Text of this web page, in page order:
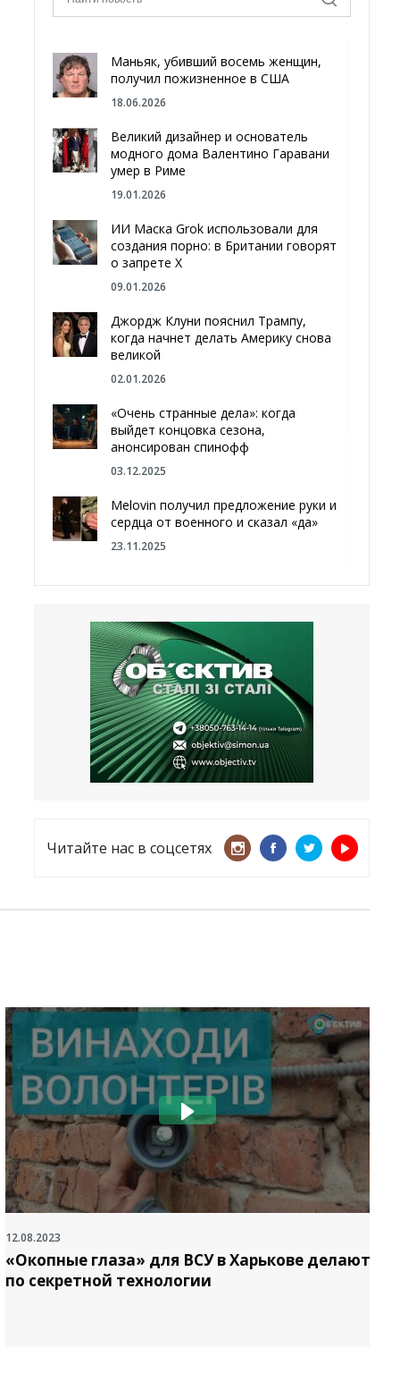
Маньяк, убивший восемь женщин,
получил пожизненное в США
18.06.2026
Великий дизайнер и основатель
модного дома Валентино Гаравани
умер в Риме
19.01.2026
ИИ Маска Grok использовали для
создания порно: в Британии говорят
о запрете Х
09.01.2026
Джордж Клуни пояснил Трампу,
когда начнет делать Америку снова
великой
02.01.2026
«Очень странные дела»: когда
выйдет концовка сезона,
анонсирован спинофф
03.12.2025
Melovin получил предложение руки и
сердца от военного и сказал «да»
23.11.2025
23.09.2025
Врачи назвали спрей для носа,
который поможет предотвратить
COVID-19 – CNN
12.09.2025
Читайте нас в соцсетях
12.08.2023
«Окопные глаза» для ВСУ в Харькове делают
по секретной технологии